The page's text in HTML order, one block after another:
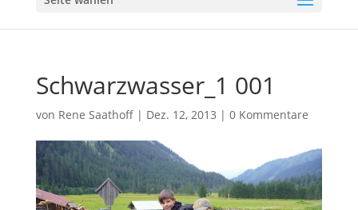
Schwarzwasser_1 001
von Rene Saathoff| Dez. 12, 2013 | 0 Kommentare